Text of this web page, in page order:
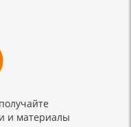
и материалы